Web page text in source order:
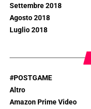
Settembre 2018
Agosto 2018
Luglio 2018
#POSTGAME
Altro
Amazon Prime Video